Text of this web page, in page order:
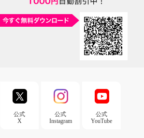
公式
X
公式
Instagram
公式
YouTube